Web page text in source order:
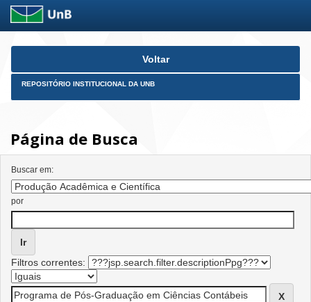
Skip
Voltar
REPOSITÓRIO INSTITUCIONAL DA UNB
Página de Busca
Buscar em:
por
Filtros correntes: